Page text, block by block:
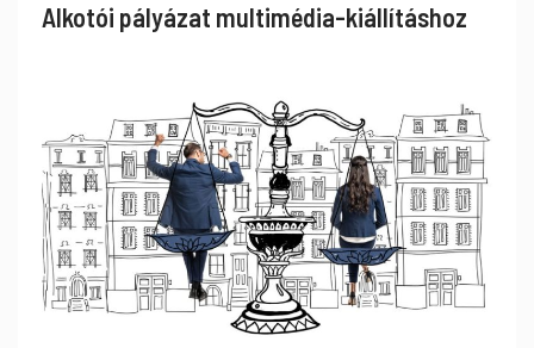
Alkotói pályázat multimédia-kiállításhoz